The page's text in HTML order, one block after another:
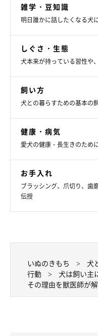
です。
※記事と写真に関連性が
※記事の内容は2025年8月
雑学・豆知識
明日誰かに話したくなる犬
しぐさ・生態
犬本来が持っている習性や
飼い方
犬との暮らすための基本の
健康・病気
愛犬の健康・長生きのため
お手入れ
ブラッシング、爪切り、歯
伝授
いぬのきもち 犬
行動
犬は飼い主
その理由を獣医師が